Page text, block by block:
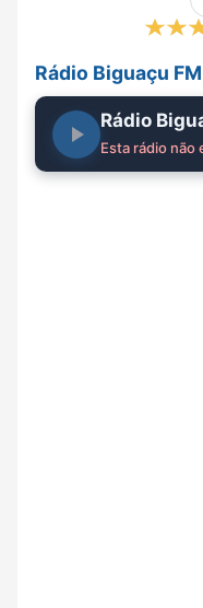
Rádio Biguaçu
Rádio
Esta rádio não